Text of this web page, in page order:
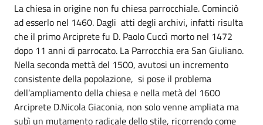
La chiesa in origine non fu chiesa parrocchiale. Cominciò
ad esserlo nel 1460. Dagli atti degli archivi, infatti risulta
che il primo Arciprete fu D. Paolo Cuccì morto nel 1472
dopo 11 anni di parrocato. La Parrocchia era San Giuliano.
Nella seconda mettà del 1500, avutosi un incremento
consistente della popolazione, si pose il problema
dell’ampliamento della chiesa e nella metà del 1600
Arciprete D.Nicola Giaconia, non solo venne ampliata ma
subì un mutamento radicale dello stile, ricorrendo come